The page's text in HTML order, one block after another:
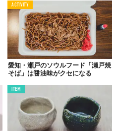
©2018 瀬戸市まるっとミュージアム・観光協会
かる「瀬戸蔵ミュージアム」を
トラン、ホールなどがある施
場を利用すると便利です。
専門ミュージアム
磁美術館」
ACTIVITY
愛知・瀬戸のソウルフード「瀬戸焼
そば」は醤油味がクセになる
ITEM